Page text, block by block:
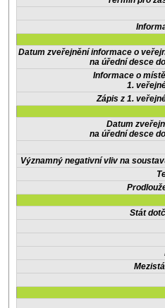
Datum zveřejnění informace o
na úřední desce
Informace o
1.
Zápis z 1.
Datum
na úřední desce
Významný negativní vliv na
Stát